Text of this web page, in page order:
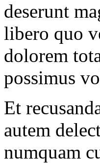
deserunt
libero quo
dolorem
possimus
Et
autem
numquam